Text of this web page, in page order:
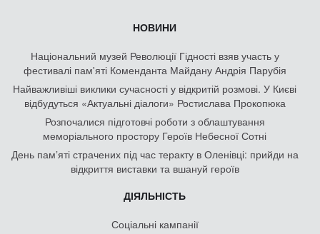
НОВИНИ
Національний музей Революції Гідності взяв участь у
фестивалі пам'яті Коменданта Майдану Андрія Парубія
Найважливіші виклики сучасності у відкритій розмові. У Києві
відбудуться «Актуальні діалоги» Ростислава Прокопюка
Розпочалися підготовчі роботи з облаштування
меморіального простору Героїв Небесної Сотні
День памʼяті страчених під час теракту в Оленівці: прийди на
відкриття виставки та вшануй героїв
ДІЯЛЬНІСТЬ
Соціальні кампанії